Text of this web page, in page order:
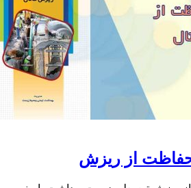
از ریزش